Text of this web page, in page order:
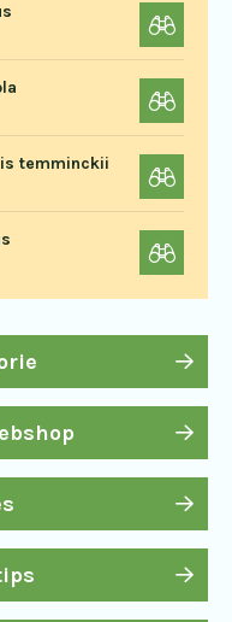
temminckii